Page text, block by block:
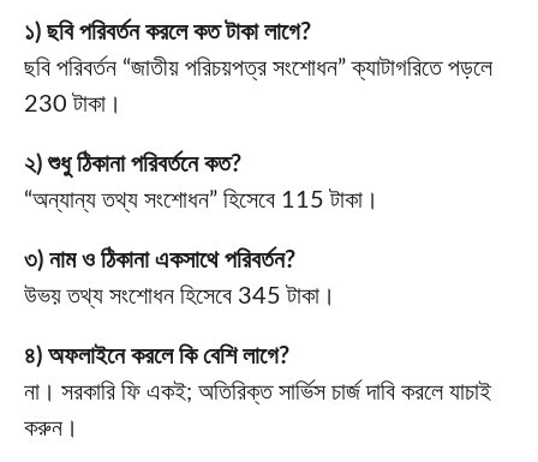
১) ছবি পরিবর্তন করলে কত টাকা লাগে?
ছবি পরিবর্তন “জাতীয় পরিচয়পত্র সংশোধন” ক্যাটাগরিতে পড়লে
230 টাকা।
২) শুধু ঠিকানা পরিবর্তনে কত?
“অন্যান্য তথ্য সংশোধন” হিসেবে 115 টাকা।
৩) নাম ও ঠিকানা একসাথে পরিবর্তন?
উভয় তথ্য সংশোধন হিসেবে 345 টাকা।
৪) অফলাইনে করলে কি বেশি লাগে?
না। সরকারি ফি একই; অতিরিক্ত সার্ভিস চার্জ দাবি করলে যাচাই
করুন।